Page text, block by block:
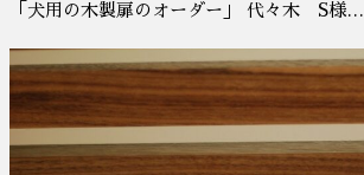
「犬用の木製扉のオーダー」 代々木 S様…